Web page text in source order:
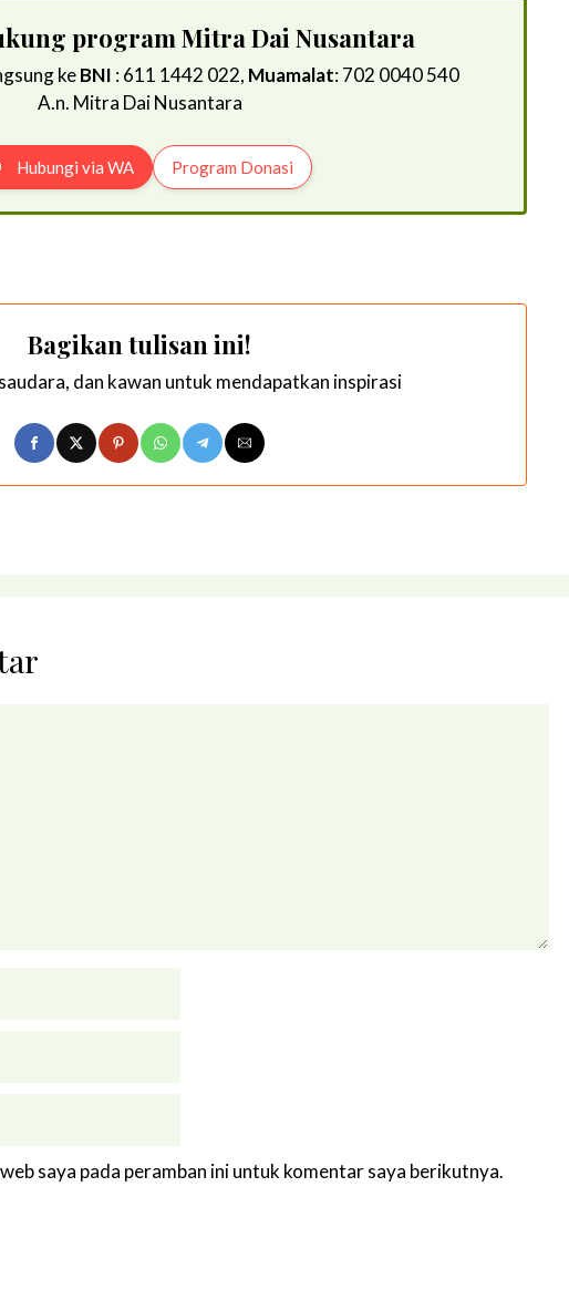
program Mitra Dai Nusantara
keBNI : 611 1442 022, Muamalat: 702 0040 540
A.n. Mitra Dai Nusantara
Hubungi via WA Program Donasi
Bagikan tulisan ini!
dan kawan untuk mendapatkan inspirasi
saya pada peramban ini untuk komentar saya berikutnya.